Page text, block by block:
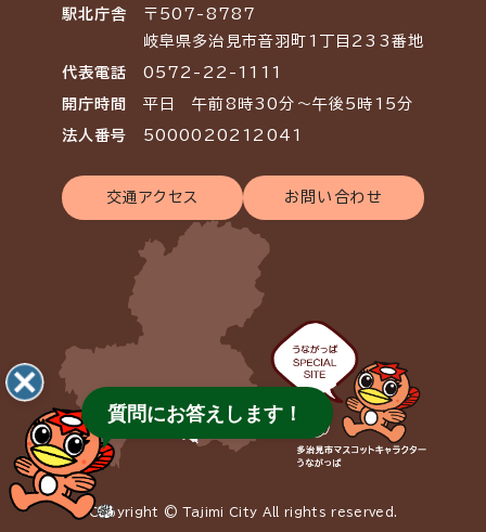
駅北庁舎
〒507-8787
岐阜県多治見市音羽町1丁目233番地
代表電話 0572-22-1111
開庁時間 平日 午前8時30分～午後5時15分
法人番号 5000020212041
交通アクセス お問い合わせ
Copyright © Tajimi City All rights reserved.
質問にお答えします！